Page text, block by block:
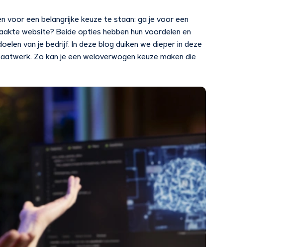
voor een belangrijke keuze te staan: ga je voor een
website? Beide opties hebben hun voordelen en
van je bedrijf. In deze blog duiken we dieper in deze
Zo kan je een weloverwogen keuze maken die